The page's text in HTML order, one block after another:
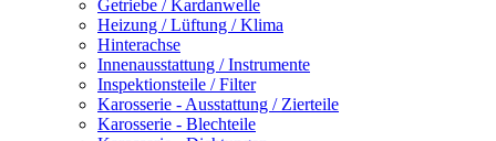
Getriebe / Kardanwelle
Heizung / Lüftung / Klima
Hinterachse
Innenausstattung / Instrumente
Inspektionsteile / Filter
Karosserie - Ausstattung / Zierteile
Karosserie - Blechteile